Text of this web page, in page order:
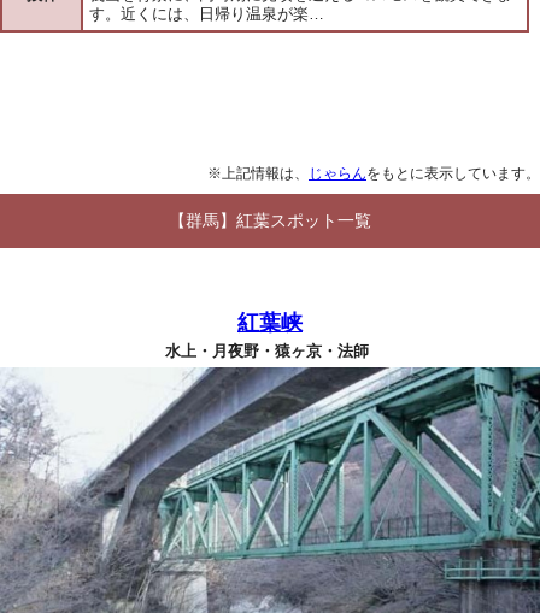
す。近くには、日帰り温泉が楽…
※上記情報は、 じゃらん をもとに表示しています。
【群馬】紅葉スポット一覧
紅葉峡
水上・月夜野・猿ヶ京・法師